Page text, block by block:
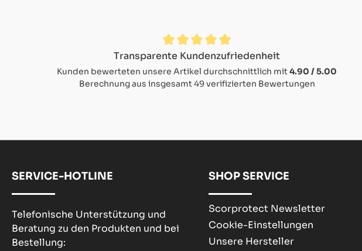
Durchschnittliche Bewertung von 4.9 von 5 Sternen
Transparente Kundenzufriedenheit
Kunden bewerteten unsere Artikel durchschnittlich mit4.90 / 5.00
Berechnung aus insgesamt 49 verifizierten Bewertungen
SERVICE-HOTLINE
Telefonische Unterstützung und
Beratung zu den Produkten und bei
Bestellung:
SHOP SERVICE
Scorprotect Newsletter
Cookie-Einstellungen
Unsere Hersteller